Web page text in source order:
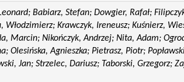
Babiarz, Stefan; Dowgier, Rafał;
Włodzimierz; Krawczyk, Ireneusz; Kuśnierz,
Marcin; Nikończyk, Andrzej; Nita, Adam;
Olesińska, Agnieszka; Pietrasz, Piotr;
Jan; Strzelec, Dariusz; Taborski, Grzegorz;